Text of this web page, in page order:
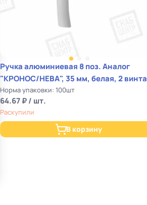
Ручка алюминиевая 8 поз. Аналог
"КРОНОС/НЕВА", 35 мм, белая, 2 винта
Норма упаковки: 100шт
64.67 ₽ / шт.
Раскупили
В корзину